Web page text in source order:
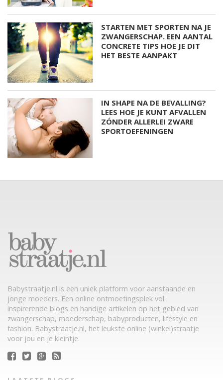
STARTEN MET SPORTEN NA JE
ZWANGERSCHAP. EEN AANTAL
CONCRETE TIPS HOE JE DIT
HET BESTE AANPAKT
IN SHAPE NA DE BEVALLING?
LEES HOE JE KUNT AFVALLEN
ZÓNDER ALLERLEI ZWARE
SPORTOEFENINGEN
Babystraatje.nl is een uniek platform voor aanstaande en
jonge moeders. Een online ontmoetingsplek vol
inspirerende blogs en handige artikelen op het gebied van
zwangerschap, moederschap, babyproducten, lifestyle en
fashion. Babystraatje.nl, het leukste online (winkel)straatje
voor jou en je kleintje.